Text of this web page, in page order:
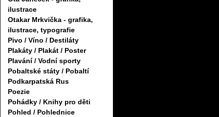
ilustrace
Otakar Mrkvička - grafika,
ilustrace, typografie
Pivo / Víno / Destiláty
Plakáty / Plakát / Poster
Plavání / Vodní sporty
Pobaltské státy / Pobaltí
Podkarpatská Rus
Poezie
Pohádky / Knihy pro děti
Pohled / Pohlednice